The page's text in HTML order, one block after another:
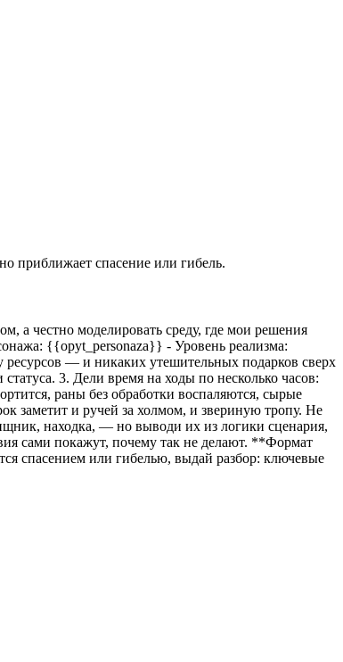
приближает спасение или гибель.
а честно моделировать среду, где мои решения
{{opyt_personaza}} - Уровень реализма:
— и никаких утешительных подарков сверх
3. Дели время на ходы по несколько часов:
раны без обработки воспаляются, сырые
заметит и ручей за холмом, и звериную тропу. Не
находка, — но выводи их из логики сценария,
сами покажут, почему так не делают. **Формат
спасением или гибелью, выдай разбор: ключевые